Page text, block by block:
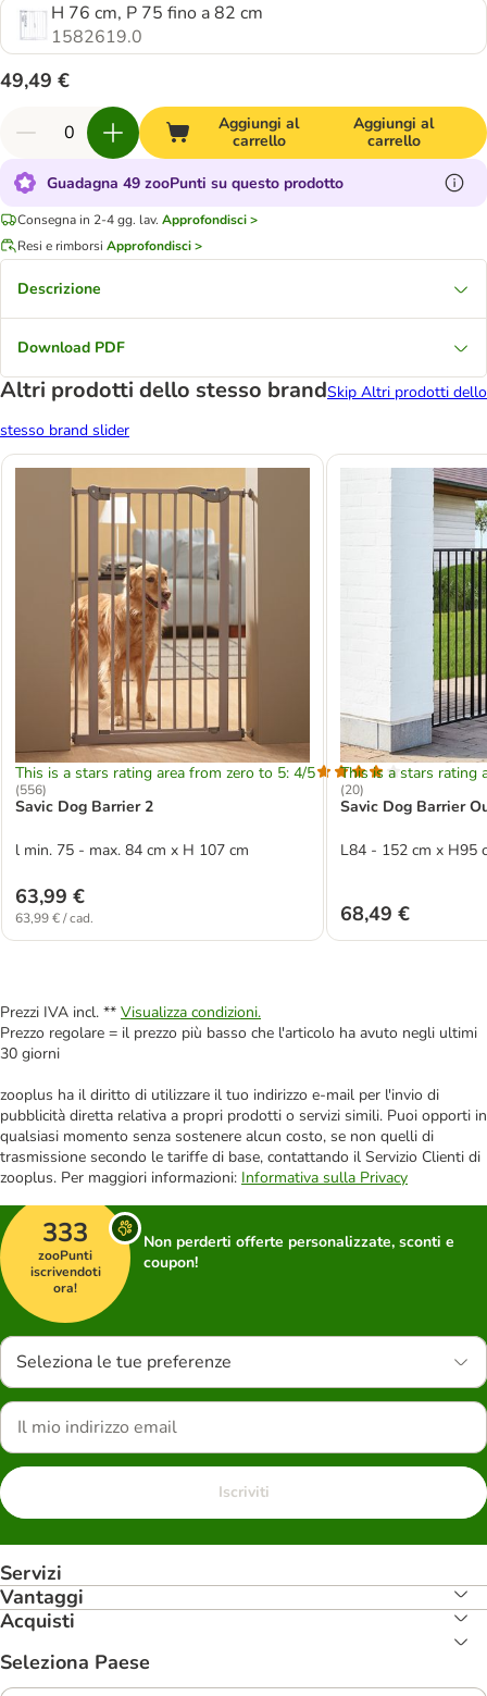
H 76 cm, P 75 fino a 82 cm
1582619.0
49,49 €
Aggiungi al
carrello
Aggiungi al
carrello
Guadagna 49 zooPunti su questo prodotto
Consegna in 2-4 gg. lav. Approfondisci >
Resi e rimborsi Approfondisci >
Descrizione
Download PDF
Altri prodotti dello stesso brandSkip Altri prodotti dello
stesso brand slider
This is a stars rating area from zero to 5: 4/5
(556)
Savic Dog Barrier 2
l min. 75 - max. 84 cm x H 107 cm
63,99 €
63,99 € / cad.
This is a stars rating
(20)
Savic Dog Barrier
L84 - 152 cm x H95
68,49 €
Prezzi IVA incl. ** Visualizza condizioni.
Prezzo regolare = il prezzo più basso che l'articolo ha avuto negli ultimi
30 giorni
zooplus ha il diritto di utilizzare il tuo indirizzo e-mail per l'invio di
pubblicità diretta relativa a propri prodotti o servizi simili. Puoi opporti in
qualsiasi momento senza sostenere alcun costo, se non quelli di
trasmissione secondo le tariffe di base, contattando il Servizio Clienti di
zooplus. Per maggiori informazioni: Informativa sulla Privacy
333
zooPunti
iscrivendoti
ora!
Non perderti offerte personalizzate, sconti e
coupon!
Seleziona le tue preferenze
Iscriviti
Servizi
Vantaggi
Acquisti
Seleziona Paese